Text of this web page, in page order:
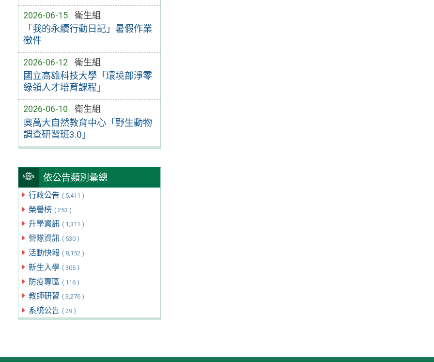
2026-06-15 衛生組
「我的永續行動日記」暑假作業
徵件
2026-06-12 衛生組
國立高雄科技大學「環境部淨零
綠領人才培育課程」
2026-06-10 衛生組
奧萬大自然教育中心「野生動物
調查研習班3.0」
依公告類別彙總
行政公告 ( 5,411 )
榮譽榜 ( 253 )
升學資訊 ( 1,311 )
營隊資訊 ( 530 )
活動快報 ( 8,152 )
新生入學 ( 305 )
防疫專區 ( 116 )
教師研習 ( 3,276 )
系統公告 ( 29 )